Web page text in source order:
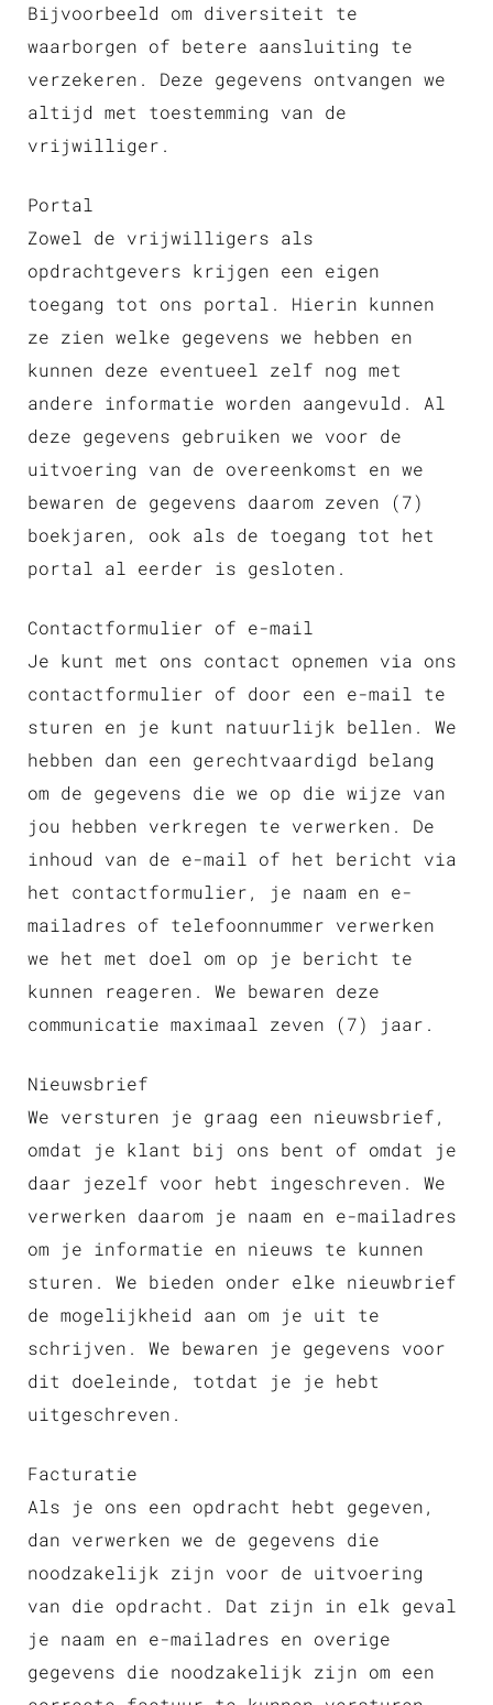
Bijvoorbeeld om diversiteit te
waarborgen of betere aansluiting te
verzekeren. Deze gegevens ontvangen we
altijd met toestemming van de
vrijwilliger.
Portal
Zowel de vrijwilligers als
opdrachtgevers krijgen een eigen
toegang tot ons portal. Hierin kunnen
ze zien welke gegevens we hebben en
kunnen deze eventueel zelf nog met
andere informatie worden aangevuld. Al
deze gegevens gebruiken we voor de
uitvoering van de overeenkomst en we
bewaren de gegevens daarom zeven (7)
boekjaren, ook als de toegang tot het
portal al eerder is gesloten.
Contactformulier of e-mail
Je kunt met ons contact opnemen via ons
contactformulier of door een e-mail te
sturen en je kunt natuurlijk bellen. We
hebben dan een gerechtvaardigd belang
om de gegevens die we op die wijze van
jou hebben verkregen te verwerken. De
inhoud van de e-mail of het bericht via
het contactformulier, je naam en e-
mailadres of telefoonnummer verwerken
we het met doel om op je bericht te
kunnen reageren. We bewaren deze
communicatie maximaal zeven (7) jaar.
Nieuwsbrief
We versturen je graag een nieuwsbrief,
omdat je klant bij ons bent of omdat je
daar jezelf voor hebt ingeschreven. We
verwerken daarom je naam en e-mailadres
om je informatie en nieuws te kunnen
sturen. We bieden onder elke nieuwbrief
de mogelijkheid aan om je uit te
schrijven. We bewaren je gegevens voor
dit doeleinde, totdat je je hebt
uitgeschreven.
Facturatie
Als je ons een opdracht hebt gegeven,
dan verwerken we de gegevens die
noodzakelijk zijn voor de uitvoering
van die opdracht. Dat zijn in elk geval
je naam en e-mailadres en overige
gegevens die noodzakelijk zijn om een